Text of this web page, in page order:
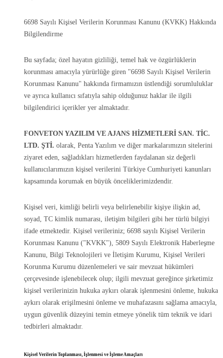
6698 Sayılı Kişisel Verilerin Korunması Kanunu (KVKK) Hakkında
Bilgilendirme
Bu sayfada; özel hayatın gizliliği, temel hak ve özgürlüklerin
korunması amacıyla yürürlüğe giren "6698 Sayılı Kişisel Verilerin
Korunması Kanunu" hakkında firmamızın üstlendiği sorumluluklar
ve ayrıca kullanıcı sıfatıyla sahip olduğunuz haklar ile ilgili
bilgilendirici içerikler yer almaktadır.
FONVETON YAZILIM VE AJANS HİZMETLERİ SAN. TİC.
LTD. ŞTİ. olarak, Penta Yazılım ve diğer markalarımızın sitelerini
ziyaret eden, sağladıkları hizmetlerden faydalanan siz değerli
kullanıcılarımızın kişisel verilerini Türkiye Cumhuriyeti kanunları
kapsamında korumak en büyük önceliklerimizdendir.
Kişisel veri, kimliği belirli veya belirlenebilir kişiye ilişkin ad,
soyad, TC kimlik numarası, iletişim bilgileri gibi her türlü bilgiyi
ifade etmektedir. Kişisel verileriniz; 6698 sayılı Kişisel Verilerin
Korunması Kanunu ("KVKK"), 5809 Sayılı Elektronik Haberleşme
Kanunu, Bilgi Teknolojileri ve İletişim Kurumu, Kişisel Verileri
Korunma Kurumu düzenlemeleri ve sair mevzuat hükümleri
çerçevesinde işlenebilecek olup; ilgili mevzuat gereğince şirketimiz
kişisel verilerinizin hukuka aykırı olarak işlenmesini önleme, hukuka
aykırı olarak erişilmesini önleme ve muhafazasını sağlama amacıyla,
uygun güvenlik düzeyini temin etmeye yönelik tüm teknik ve idari
tedbirleri almaktadır.
Kişisel Verilerin Toplanması, İşlenmesi ve İşleme Amaçları